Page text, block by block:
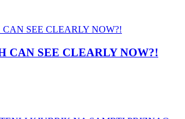
CAN SEE CLEARLY NOW?!